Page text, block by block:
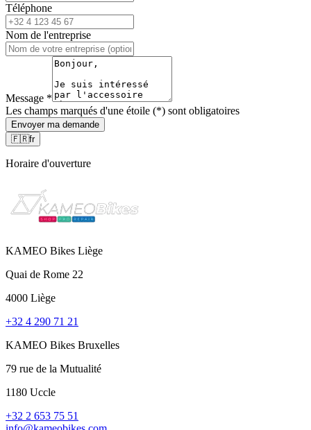
Téléphone
Nom de l'entreprise
Message *
Les champs marqués d'une étoile (*) sont obligatoires
Envoyer ma demande
🇫🇷fr
Horaire d'ouverture
KAMEO Bikes Liège
Quai de Rome 22
4000 Liège
+32 4 290 71 21
KAMEO Bikes Bruxelles
79 rue de la Mutualité
1180 Uccle
+32 2 653 75 51